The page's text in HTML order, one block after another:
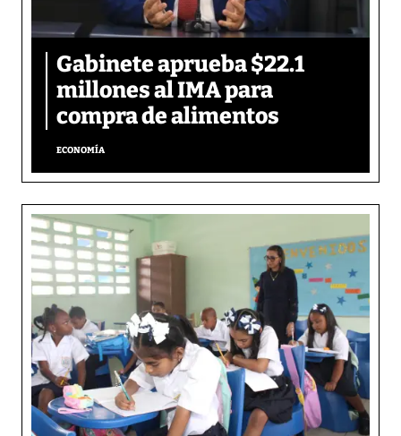
Gabinete aprueba $22.1
millones al IMA para
compra de alimentos
ECONOMÍA